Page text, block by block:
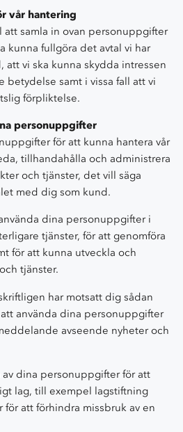
vår hantering
samla in ovan personuppgifter
kunna fullgöra det avtal vi har
att vi ska kunna skydda intressen
betydelse samt i vissa fall att vi
förpliktelse.
personuppgifter
för att kunna hantera vår
tillhandahålla och administrera
och tjänster, det vill säga
med dig som kund.
dina personuppgifter i
tjänster, för att genomföra
för att kunna utveckla och
tjänster.
har motsatt dig sådan
använda dina personuppgifter
avseende nyheter och
av dina personuppgifter för att
lag, till exempel lagstiftning
att förhindra missbruk av en